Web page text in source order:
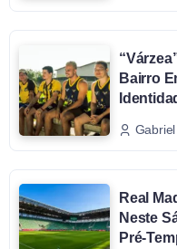
Bairro
Real
Neste
Pré-